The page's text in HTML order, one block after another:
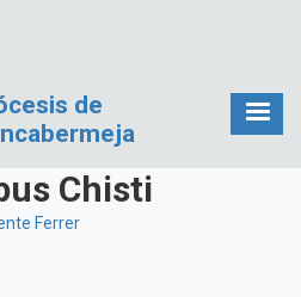
de
Chisti
Ferrer